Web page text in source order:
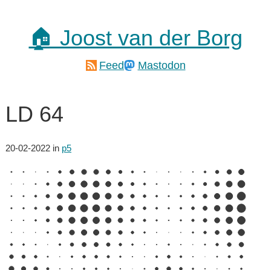
🏠 Joost van der Borg
Feed Mastodon
LD 64
20-02-2022 in p5